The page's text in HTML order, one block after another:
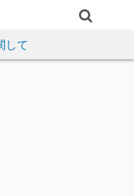
して